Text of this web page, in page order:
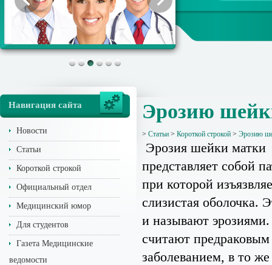
Навигация сайта
Новости
Статьи
Короткой строкой
Официальный отдел
Медицинский юмор
Для студентов
Газета Медицинские
ведомости
Эрозию
> Статьи > Короткой строкой > Эрозию
Эрозия шейки матки
представляет собой
при которой
слизистая оболочка.
и называют
считают предраковым
заболеванием, в то